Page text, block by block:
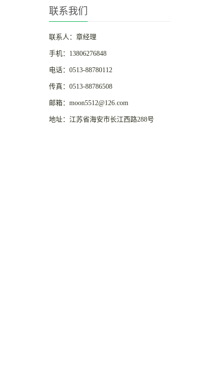
联系我们
联系人：章经理
手机：13806276848
电话：0513-88780112
传真：0513-88786508
邮箱：moon5512@126.com
地址：江苏省海安市长江西路288号